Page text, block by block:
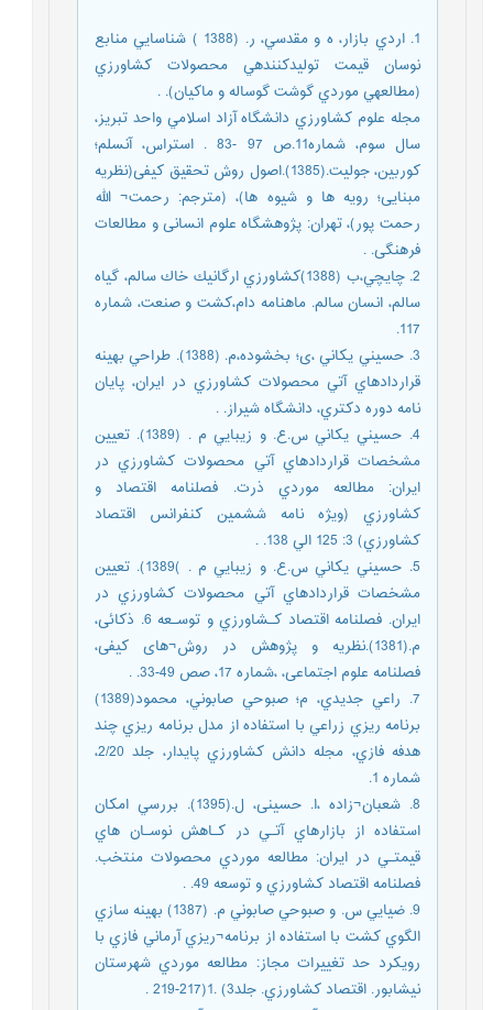
1. اردي بازار، ه و مقدسي، ر. (1388 ) شناسايي منابع
نوسان قيمت توليدكنندهي محصولات كشاورزي
(مطالعهي موردي گوشت گوساله و ماكيان). .
مجله علوم كشاورزي دانشگاه آزاد اسلامي واحد تبريز،
سال سوم، شماره11.ص 97 -83 . استراس، آنسلم؛
کوربین، جولیت.(1385).اصول روش تحقیق کیفی(نظریه
مبنایی؛ رویه ها و شیوه ها)، (مترجم: رحمت¬ الله
رحمت پور)، تهران: پژوهشگاه علوم انسانی و مطالعات
فرهنگی. .
2. چايچي،ب (1388)كشاورزي ارگانيك خاك سالم، گياه
سالم، انسان سالم. ماهنامه دام،كشت و صنعت، شماره
117.
3. حسيني يكاني ،ی؛ بخشوده،م. (1388). طراحي بهينه
قراردادهاي آتي محصولات كشاورزي در ايران، پايان
نامه دوره دكتري، دانشگاه شيراز. .
4. حسيني يكاني س.ع. و زيبايي م . (1389). تعيين
مشخصات قراردادهاي آتي محصولات كشاورزي در
ايران: مطالعه موردي ذرت. فصلنامه اقتصاد و
كشاورزي (ويژه نامه ششمين كنفرانس اقتصاد
كشاورزي) 3: 125 الي 138. .
5. حسيني يكاني س.ع. و زيبايي م . )1389). تعيين
مشخصات قراردادهاي آتي محصولات كشاورزي در
ايران. فصلنامه اقتصاد كـشاورزي و توسـعه 6. ذکائی،
م.(1381).نظریه و پژوهش در روش¬های کیفی،
فصلنامه علوم اجتماعی، ،شماره 17، صص 49-33. .
7. راعي جديدي، م؛ صبوحي صابوني، محمود(1389)
برنامه ريزي زراعي با استفاده از مدل برنامه ريزي چند
هدفه فازي، مجله دانش كشاورزي پايدار، جلد 2/20،
شماره 1.
8. شعبان¬زاده ،ا. حسینی، ل.(1395). بررسي امكان
استفاده از بازارهاي آتـي در كـاهش نوسـان هاي
قيمتـي در ايران: مطالعه موردي محصولات منتخب.
فصلنامه اقتصاد كشاورزي و توسعه 49. .
9. ضيايي س. و صبوحي صابوني م. (1387) بهينه سازي
الگوي كشت با استفاده از برنامه¬ريزي آرماني فازي با
رويكرد حد تغييرات مجاز: مطالعه موردي شهرستان
نيشابور. اقتصاد كشاورزي. جلد3) .1(217-219 .